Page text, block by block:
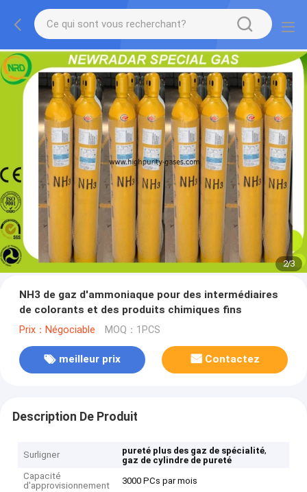
2/3
NH3 de gaz d'ammoniaque pour des intermédiaires
de colorants et des produits chimiques fins
Prix：Négociable MOQ：1PCS
meilleur prix Contactez
Description De Produit
Surligner pureté plus des gaz de spécialité,
gaz de cylindre de pureté
Capacité
d'approvisionnement
3000 PCs par mois